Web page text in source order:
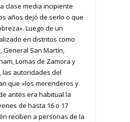
clase media incipiente
años dejó de serlo o que
Luego de un
en distritos como
General San Martín,
Lomas de Zamora y
las autoridades del
que «los merenderos y
antes era habitual la
de hasta 16 o 17
reciben a personas de la